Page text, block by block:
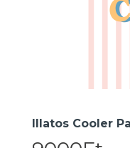
Illatos Cooler